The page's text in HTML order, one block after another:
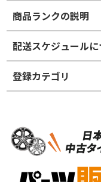
商品ランクの説明
※商品ランクは出品者
か
ホイールランク
S
品）
配送スケジュール
登録カテゴリ
タイヤのみ